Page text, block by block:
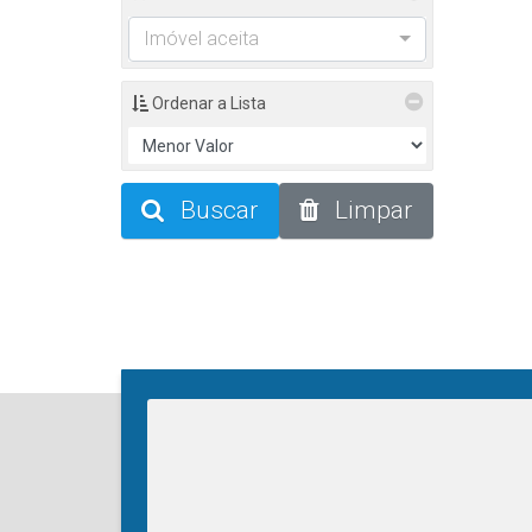
Imóvel aceita
Ordenar a Lista
Buscar Limpar